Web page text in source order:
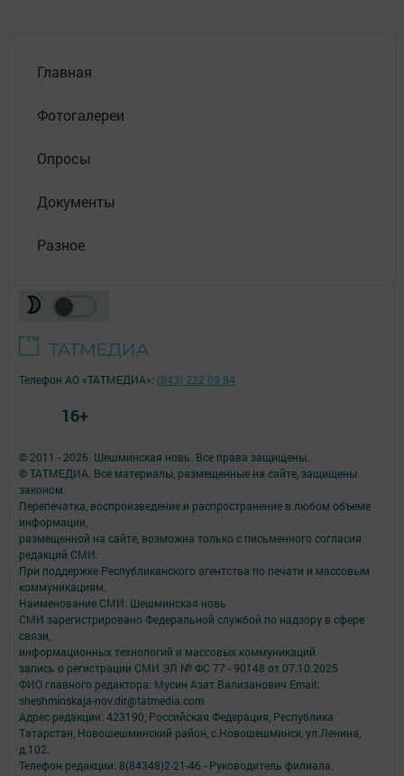
Главная
Фотогалереи
Опросы
Документы
Разное
© 2011 - 2026. Шешминская новь. Все права защищены.
© ТАТМЕДИА. Все материалы, размещенные на сайте, защищены
законом.
Перепечатка, воспроизведение и распространение в любом объеме
информации,
размещенной на сайте, возможна только с письменного согласия
редакций СМИ.
При поддержке Республиканского агентства по печати и массовым
коммуникациям.
Наименование СМИ: Шешминская новь
СМИ зарегистрировано Федеральной службой по надзору в сфере
связи,
информационных технологий и массовых коммуникаций
запись о регистрации СМИ ЭЛ № ФС 77 - 90148 от 07.10.2025
ФИО главного редактора: Мусин Азат Вализанович Email:
sheshminskaja-nov.dir@tatmedia.com
Адрес редакции: 423190, Российская Федерация, Республика
Татарстан, Новошешминский район, с.Новошешминск, ул.Ленина,
д.102.
Телефон редакции: 8(84348)2-21-46 - Руководитель филиала.
Телефон АО «ТАТМЕДИА»: (843) 222 09 84
16+